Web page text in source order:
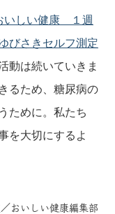
いしい健康 １週
びさきセルフ測定
動は続いていきま
るため、糖尿病の
ために。私たち
を大切にするよ
おいしい健康編集部